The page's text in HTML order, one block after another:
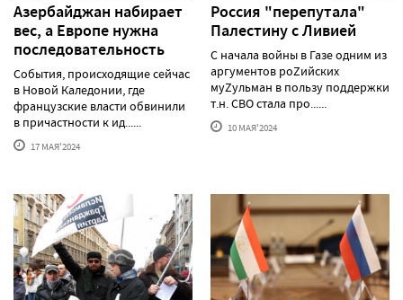
Азербайджан набирает
вес, а Европе нужна
последовательность
События, происходящие сейчас
в Новой Каледонии, где
французские власти обвинили
в причастности к ид......
17 МАЯ'2024
Россия "перепутала"
Палестину с Ливией
С начала войны в Газе одним из
аргументов роZийских
муZульман в пользу поддержки
т.н. СВО стала про......
10 МАЯ'2024